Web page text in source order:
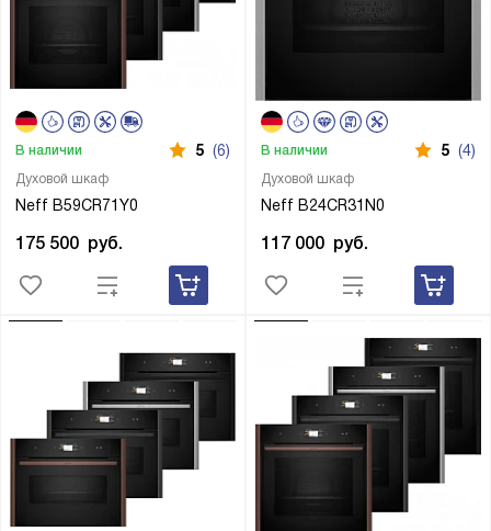
Духовой шкаф
Neff B59CR71Y0
В наличии 5 (6)
175 500 руб.
Духовой шкаф
Neff B24CR31N0
В наличии 5 (4)
117 000 руб.